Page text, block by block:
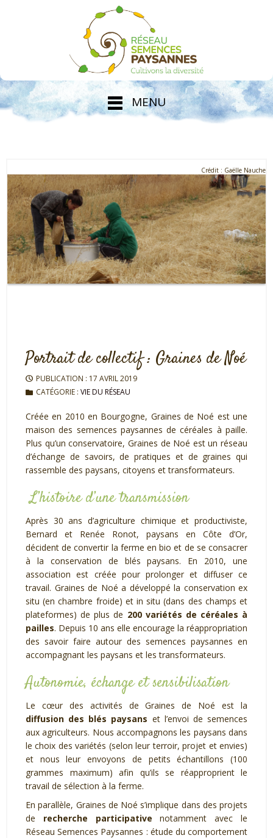
MENU
Crédit : Gaëlle Nauche
Portrait de collectif : Graines de Noé
PUBLICATION : 17 AVRIL 2019
CATÉGORIE : VIE DU RÉSEAU
Créée en 2010 en Bourgogne, Graines de Noé est une
maison des semences paysannes de céréales à paille.
Plus qu’un conservatoire, Graines de Noé est un réseau
d’échange de savoirs, de pratiques et de graines qui
rassemble des paysans, citoyens et transformateurs.
L’histoire d’une transmission
Après 30 ans d’agriculture chimique et productiviste,
Bernard et Renée Ronot, paysans en Côte d’Or,
décident de convertir la ferme en bio et de se consacrer
à la conservation de blés paysans. En 2010, une
association est créée pour prolonger et diffuser ce
travail. Graines de Noé a développé la conservation ex
situ (en chambre froide) et in situ (dans des champs et
plateformes) de plus de 200 variétés de céréales à
pailles. Depuis 10 ans elle encourage la réappropriation
des savoir faire autour des semences paysannes en
accompagnant les paysans et les transformateurs.
Autonomie, échange et sensibilisation
Le cœur des activités de Graines de Noé est la
diffusion des blés paysans et l’envoi de semences
aux agriculteurs. Nous accompagnons les paysans dans
le choix des variétés (selon leur terroir, projet et envies)
et nous leur envoyons de petits échantillons (100
grammes maximum) afin qu’ils se réapproprient le
travail de sélection à la ferme.
En parallèle, Graines de Noé s’implique dans des projets
de recherche participative notamment avec le
Réseau Semences Paysannes : étude du comportement